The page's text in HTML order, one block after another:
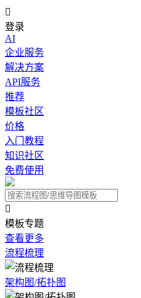

登录
AI
企业服务
解决方案
API服务
推荐
模板社区
价格
入门教程
知识社区
免费使用

模板专题
查看更多
流程梳理
架构图/拓扑图